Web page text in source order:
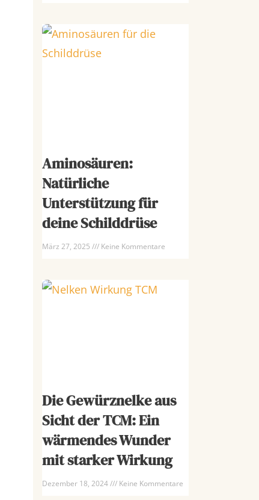
Aminosäuren:
Natürliche
Unterstützung für
deine Schilddrüse
März 27, 2025 Keine Kommentare
Die Gewürznelke aus
Sicht der TCM: Ein
wärmendes Wunder
mit starker Wirkung
Dezember 18, 2024 Keine Kommentare